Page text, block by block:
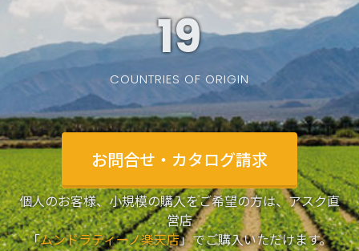
19
COUNTRIES OF ORIGIN
お問合せ・カタログ請求
個人のお客様、小規模の購入をご希望の方は、アスク直
営店
「ムンドラティーノ楽天店」でご購入いただけます。